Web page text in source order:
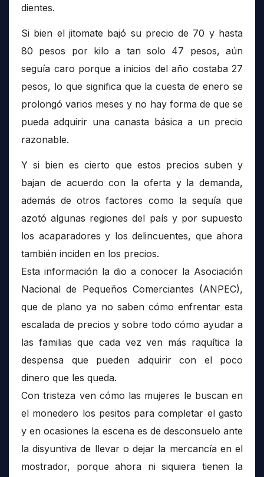
dientes.
Si bien el jitomate bajó su precio de 70 y hasta
80 pesos por kilo a tan solo 47 pesos, aún
seguía caro porque a inicios del año costaba 27
pesos, lo que significa que la cuesta de enero se
prolongó varios meses y no hay forma de que se
pueda adquirir una canasta básica a un precio
razonable.
Y si bien es cierto que estos precios suben y
bajan de acuerdo con la oferta y la demanda,
además de otros factores como la sequía que
azotó algunas regiones del país y por supuesto
los acaparadores y los delincuentes, que ahora
también inciden en los precios.
Esta información la dio a conocer la Asociación
Nacional de Pequeños Comerciantes (ANPEC),
que de plano ya no saben cómo enfrentar esta
escalada de precios y sobre todo cómo ayudar a
las familias que cada vez ven más raquítica la
despensa que pueden adquirir con el poco
dinero que les queda.
Con tristeza ven cómo las mujeres le buscan en
el monedero los pesitos para completar el gasto
y en ocasiones la escena es de desconsuelo ante
la disyuntiva de llevar o dejar la mercancía en el
mostrador, porque ahora ni siquiera tienen la